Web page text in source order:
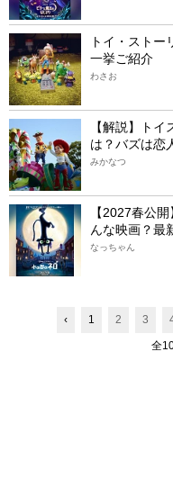
トイ・スト
一挙ご紹介
わさお
【解説】ト
は？バズは恋
みかなつ
【2027春公
んな映画？最
なっちゃん
‹ 1 2 3
全